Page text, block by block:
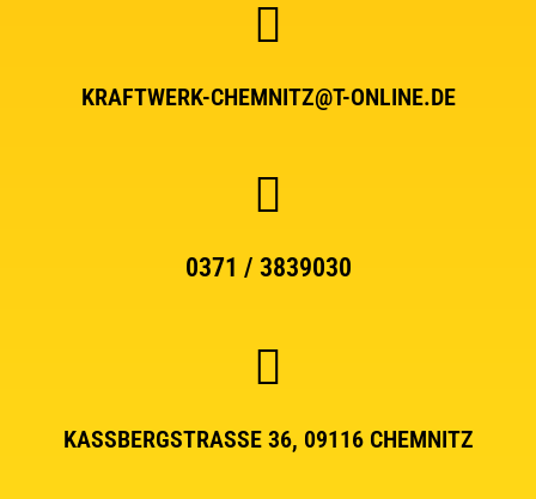
KRAFTWERK-CHEMNITZ@T-ONLINE.DE
0371 / 3839030
KASSBERGSTRASSE 36, 09116 CHEMNITZ